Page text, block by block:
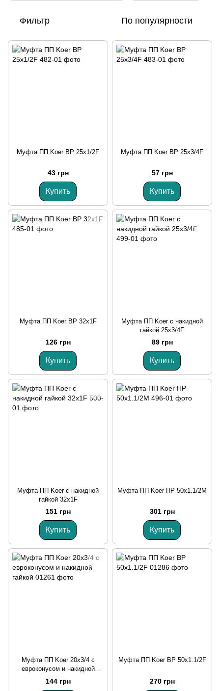
Фильтр По популярности
Муфта ПП Koer ВР 25x1/2F
43 грн
Купить
Муфта ПП Koer ВР 25x3/4F
57 грн
Купить
Муфта ПП Koer ВР 32x1F
126 грн
Купить
Муфта ПП Koer с накидной
гайкой 25x3/4F
89 грн
Купить
Муфта ПП Koer с накидной
гайкой 32x1F
151 грн
Купить
Муфта ПП Koer НР 50x1.1/2M
301 грн
Купить
Муфта ПП Koer 20x3/4 с
евроконусом и накидной
гайкой
144 грн
Муфта ПП Koer ВР 50x1.1/2F
270 грн